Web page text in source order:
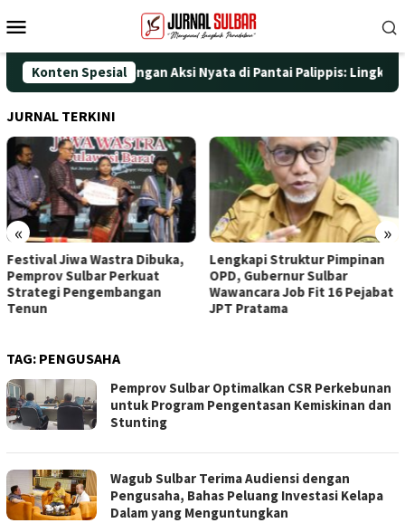
ke
Mobile
Konten Spesial
HUT ke-25 dengan Aksi Nyata di Pantai Palippis:
JURNAL TERKINI
« »
Festival Jiwa Wastra Dibuka,
Pemprov Sulbar Perkuat
Strategi Pengembangan
Tenun
Lengkapi Struktur Pimpinan
OPD, Gubernur Sulbar
Wawancara Job Fit 16 Pejabat
JPT Pratama
TAG: PENGUSAHA
Pemprov Sulbar Optimalkan CSR Perkebunan
untuk Program Pengentasan Kemiskinan dan
Stunting
Wagub Sulbar Terima Audiensi dengan
Pengusaha, Bahas Peluang Investasi Kelapa
Dalam yang Menguntungkan